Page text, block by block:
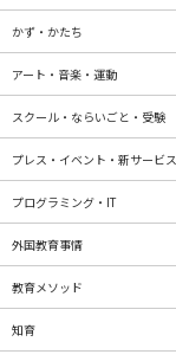
かず・かたち
アート・音楽・運動
スクール・ならいごと・受験
プレス・イベント・新サービス
プログラミング・IT
外国教育事情
教育メソッド
知育